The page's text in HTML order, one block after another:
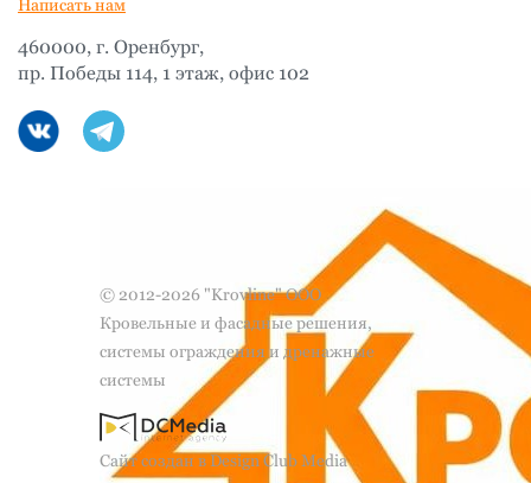
© 2012-2026 "Krovline" ООО
Кровельные и фасадные решения,
системы ограждения и дренажные
системы
Сайт создан в Design Club Media
Написать нам
460000, г. Оренбург,
пр. Победы 114, 1 этаж, офис 102